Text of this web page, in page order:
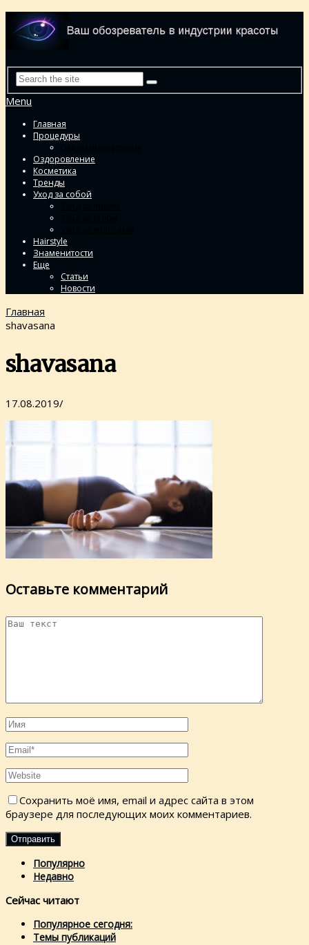
Menu
Главная
Процедуры
Оздоровление
Косметика
Тренды
Уход за собой
Hairstyle
Знаменитости
Еще
Статьи
Новости
Главная
shavasana
shavasana
17.08.2019/
Оставьте комментарий
Сохранить моё имя, email и адрес сайта в этом
браузере для последующих моих комментариев.
Популярно
Недавно
Сейчас читают
Популярное сегодня:
Темы публикаций